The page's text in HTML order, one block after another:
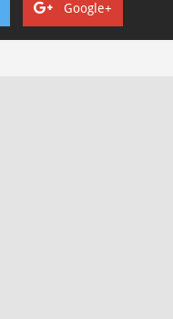
Google+